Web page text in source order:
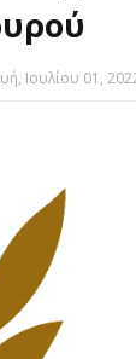
Ιουλίου 01,